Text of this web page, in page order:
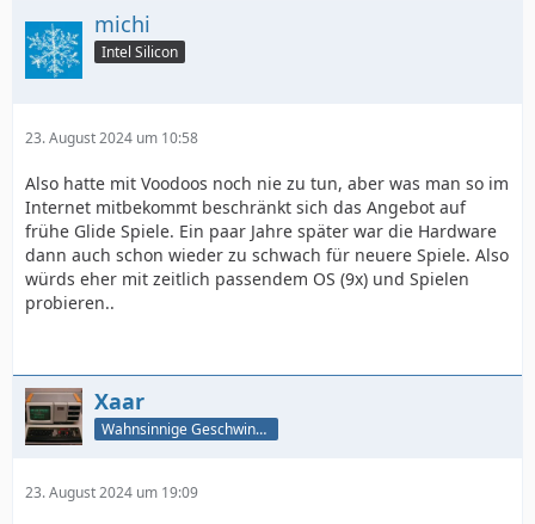
michi
Intel Silicon
23. August 2024 um 10:58
Also hatte mit Voodoos noch nie zu tun, aber was man so im
Internet mitbekommt beschränkt sich das Angebot auf
frühe Glide Spiele. Ein paar Jahre später war die Hardware
dann auch schon wieder zu schwach für neuere Spiele. Also
würds eher mit zeitlich passendem OS (9x) und Spielen
probieren..
Xaar
Wahnsinnige Geschwindigkeit - und los!
23. August 2024 um 19:09